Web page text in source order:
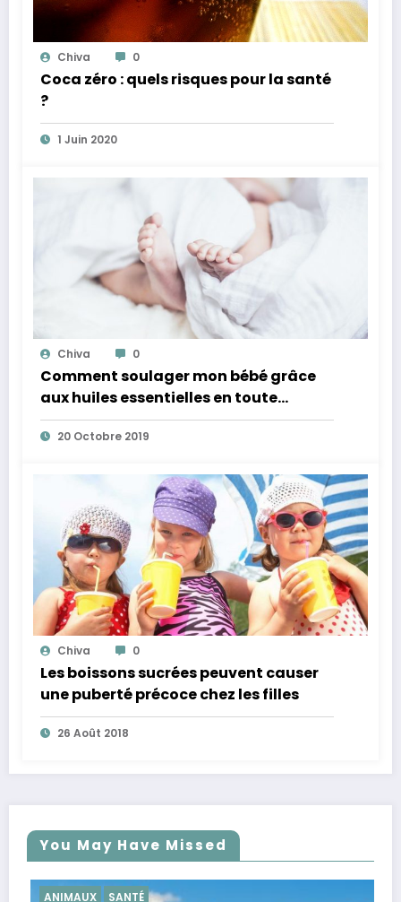
Chiva 0
Coca zéro : quels risques pour la santé
?
1 Juin 2020
Chiva 0
Comment soulager mon bébé grâce
aux huiles essentielles en toute
sécurité
20 Octobre 2019
Chiva 0
Les boissons sucrées peuvent causer
une puberté précoce chez les filles
26 Août 2018
You May Have Missed